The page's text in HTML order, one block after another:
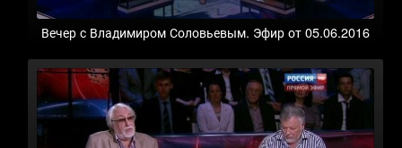
Вечер с Владимиром Соловьевым. Эфир от 05.06.2016